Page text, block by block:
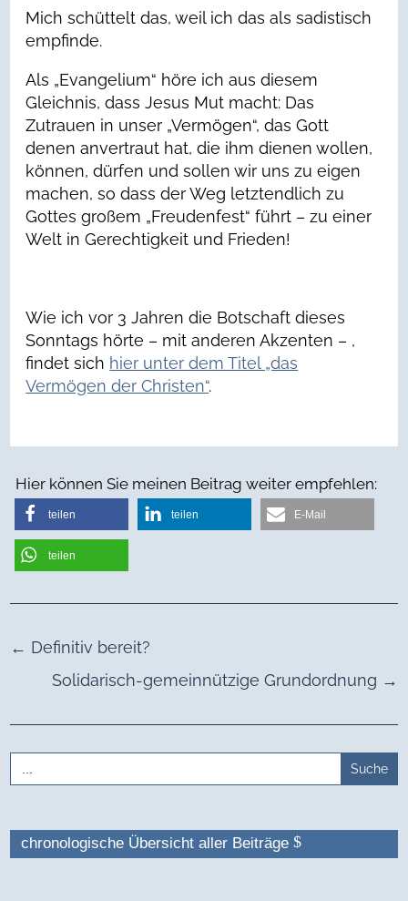
Mich schüttelt das, weil ich das als sadistisch
empfinde.
Als „Evangelium“ höre ich aus diesem
Gleichnis, dass Jesus Mut macht: Das
Zutrauen in unser „Vermögen“, das Gott
denen anvertraut hat, die ihm dienen wollen,
können, dürfen und sollen wir uns zu eigen
machen, so dass der Weg letztendlich zu
Gottes großem „Freudenfest“ führt – zu einer
Welt in Gerechtigkeit und Frieden!
Wie ich vor 3 Jahren die Botschaft dieses
Sonntags hörte – mit anderen Akzenten – ,
findet sich hier unter dem Titel „das
Vermögen der Christen“.
Hier können Sie meinen Beitrag weiter empfehlen:
teilen teilen E-Mail
teilen
← Definitiv bereit?
Solidarisch-gemeinnützige Grundordnung →
Search
for:
chronologische Übersicht aller Beiträge